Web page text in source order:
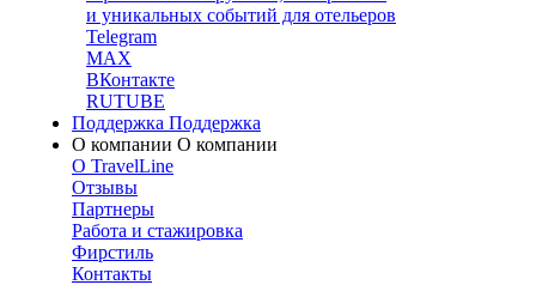
и уникальных событий для отельеров
Telegram
MAX
ВКонтакте
RUTUBE
Поддержка Поддержка
О компании О компании
О TravelLine
Отзывы
Партнеры
Работа и стажировка
Фирстиль
Контакты